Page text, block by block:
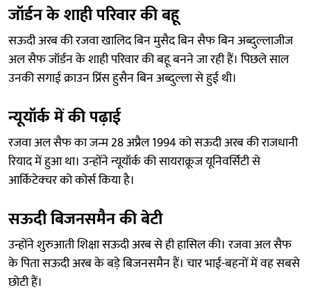
जॉर्डन के शाही परिवार की बहू
सऊदी अरब की रजवा खालिद बिन मुसैद बिन सैफ बिन अब्दुल्लाजीज
अल सैफ जॉर्डन के शाही परिवार की बहू बनने जा रही हैं। पिछले साल
उनकी सगाई क्राउन प्रिंस हुसैन बिन अब्दुल्ला से हुई थी।
न्यूयॉर्क में की पढ़ाई
रजवा अल सैफ का जन्म 28 अप्रैल 1994 को सऊदी अरब की राजधानी
रियाद में हुआ था। उन्होंने न्यूयॉर्क की सायराक्रूज यूनिवर्सिटी से
आर्किटेक्चर को कोर्स किया है।
सऊदी बिजनसमैन की बेटी
उन्होंने शुरुआती शिक्षा सऊदी अरब से ही हासिल की। रजवा अल सैफ
के पिता सऊदी अरब के बड़े बिजनसमैन हैं। चार भाई-बहनों में वह सबसे
छोटी हैं।